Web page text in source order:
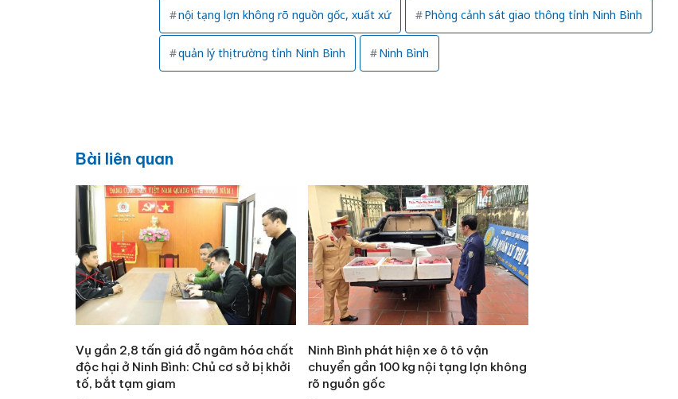
nội tạng lợn không rõ nguồn gốc, xuất xứ Phòng cảnh sát giao thông tỉnh Ninh Bình
quản lý thị trường tỉnh Ninh Bình Ninh Bình
Bài liên quan
Vụ gần 2,8 tấn giá đỗ ngâm hóa chất
độc hại ở Ninh Bình: Chủ cơ sở bị khởi
tố, bắt tạm giam
Ninh Bình phát hiện xe ô tô vận
chuyển gần 100 kg nội tạng lợn không
rõ nguồn gốc